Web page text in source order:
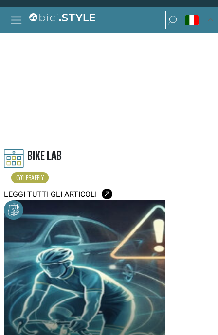
Vai al contenuto
Navigazione principale
Ricerca per:
Ricerca per:
BIKE LAB
CYCLESAFELY
LEGGI TUTTI GLI ARTICOLI